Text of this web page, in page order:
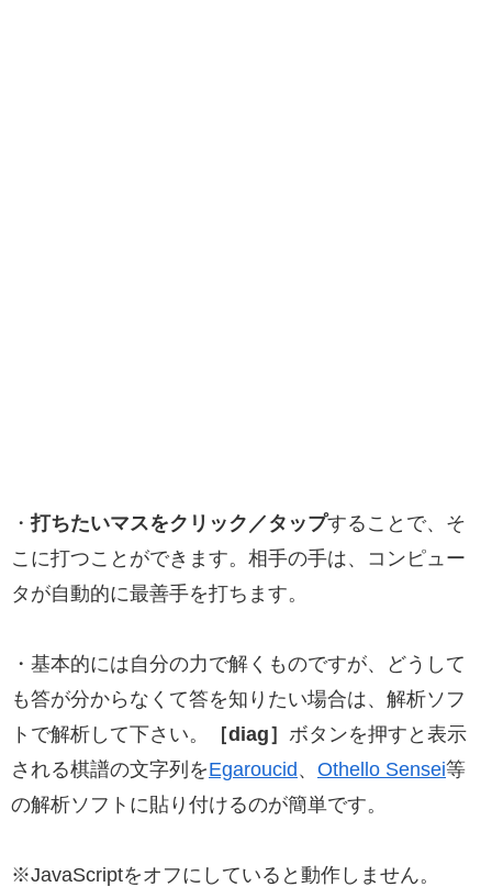
・打ちたいマスをクリック／タップすることで、そ
こに打つことができます。相手の手は、コンピュー
タが自動的に最善手を打ちます。
・基本的には自分の力で解くものですが、どうして
も答が分からなくて答を知りたい場合は、解析ソフ
トで解析して下さい。
［diag］ ボタンを押すと表示
される棋譜の文字列をEgaroucid、 Othello Sensei等
の解析ソフトに貼り付けるのが簡単です。
※JavaScriptをオフにしていると動作しません。